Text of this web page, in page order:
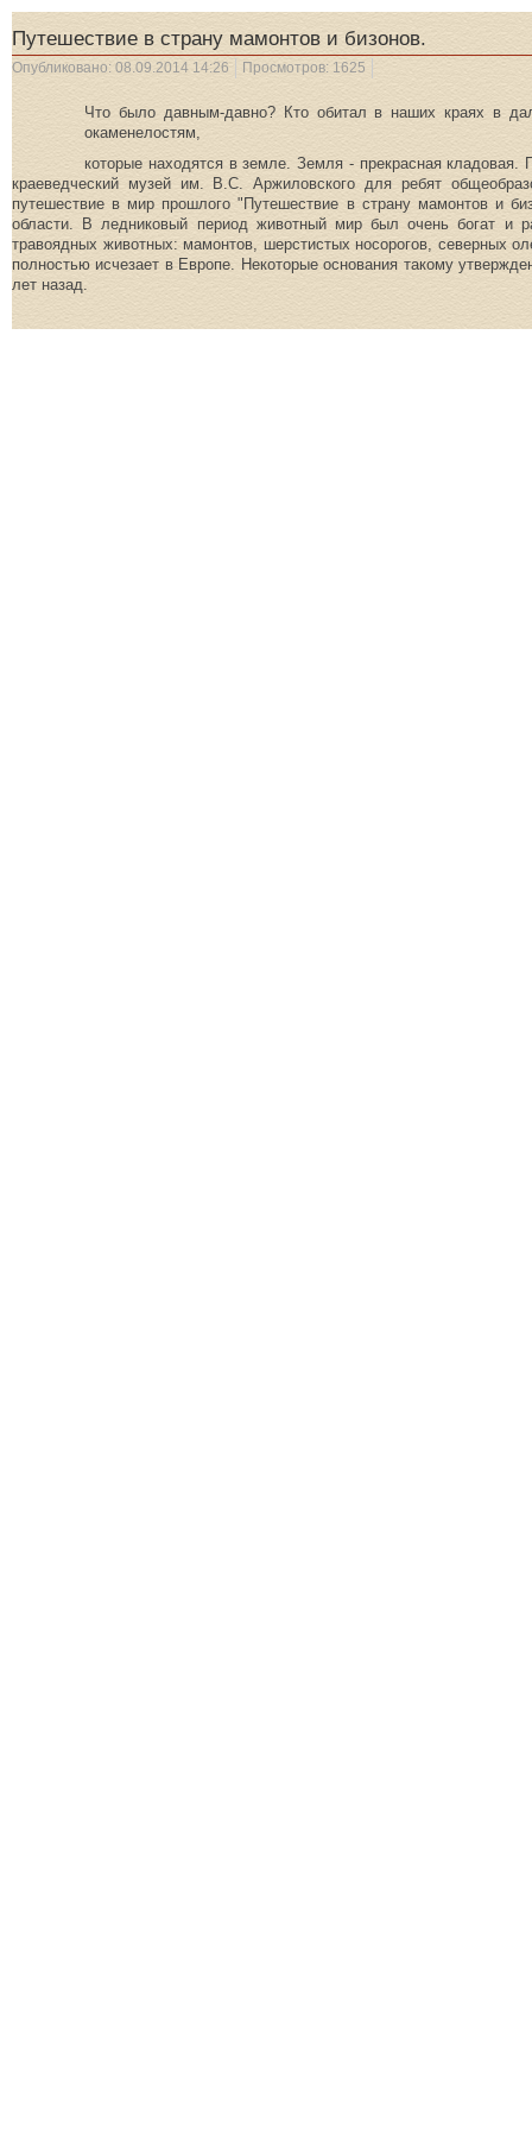
Путешествие в страну мамонтов и бизонов.
Опубликовано: 08.09.2014 14:26 Просмотров: 1625
Что было давным-давно? Кто обитал в наших краях в
окаменелостям,
которые находятся в земле. Земля - прекрасная
краеведческий музей им. В.С. Аржиловского для ребят
путешествие в мир прошлого "Путешествие в страну мамонтов и
области. В ледниковый период животный мир был очень богат и
травоядных животных: мамонтов, шерстистых носорогов, северных
полностью исчезает в Европе. Некоторые основания такому
лет назад.